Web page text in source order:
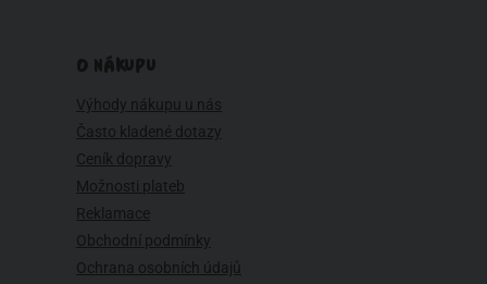
O NÁKUPU
Výhody nákupu u nás
Často kladené dotazy
Ceník dopravy
Možnosti plateb
Reklamace
Obchodní podmínky
Ochrana osobních údajů